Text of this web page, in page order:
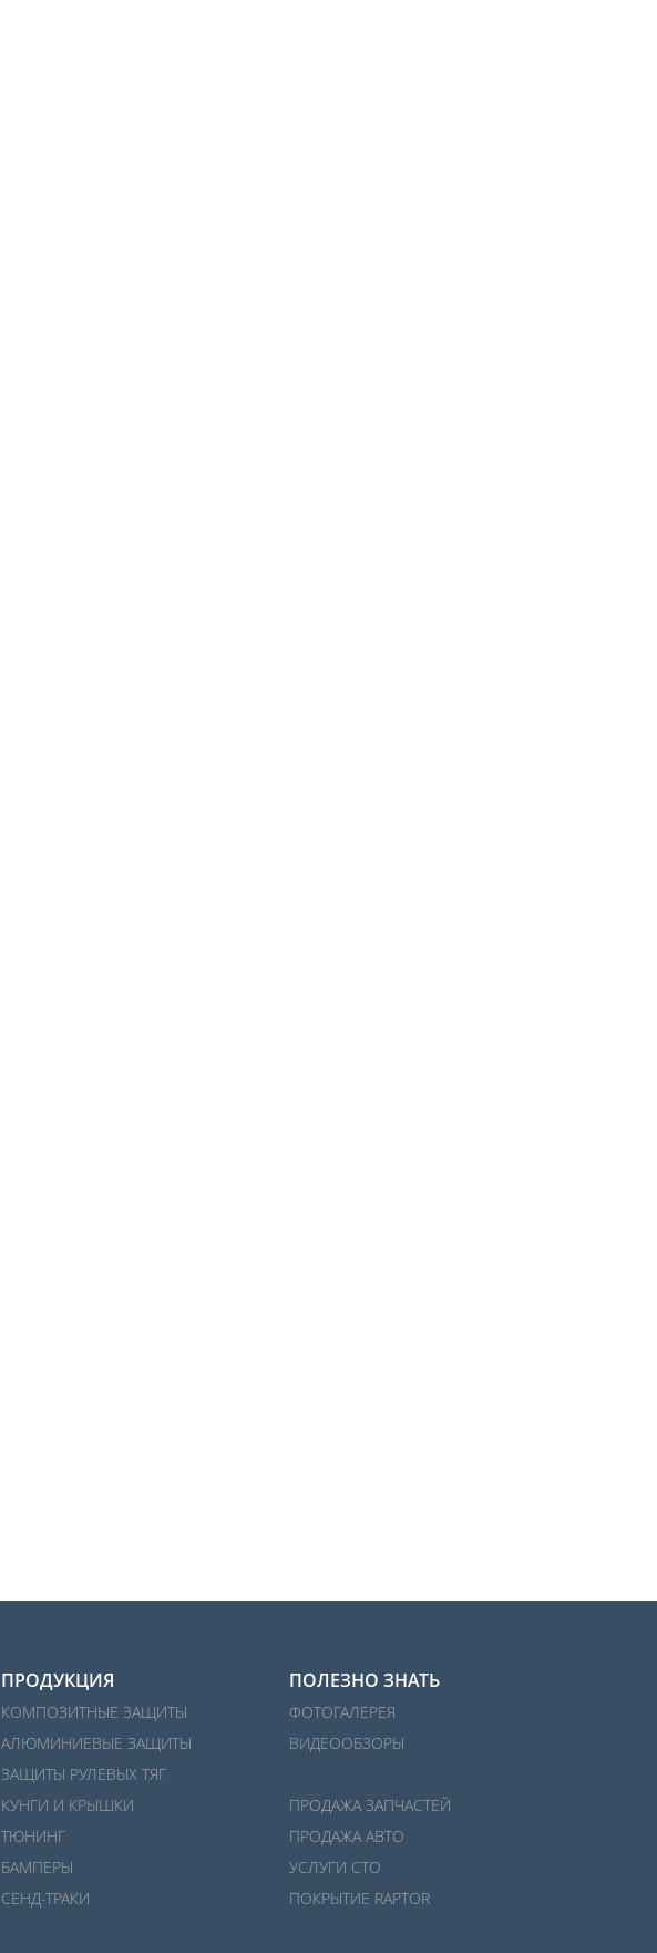
ПРОДУКЦИЯ
КОМПОЗИТНЫЕ ЗАЩИТЫ
АЛЮМИНИЕВЫЕ ЗАЩИТЫ
ЗАЩИТЫ РУЛЕВЫХ ТЯГ
КУНГИ И КРЫШКИ
ТЮНИНГ
БАМПЕРЫ
СЕНД-ТРАКИ
ПОЛЕЗНО ЗНАТЬ
ФОТОГАЛЕРЕЯ
ВИДЕООБЗОРЫ
ПРОДАЖА ЗАПЧАСТЕЙ
ПРОДАЖА АВТО
УСЛУГИ СТО
ПОКРЫТИЕ RAPTOR